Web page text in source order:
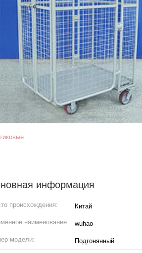
информация
происхождения: Китай
наименование: wuhao
модели: Подгонянный